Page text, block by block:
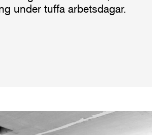
under tuffa arbetsdagar.